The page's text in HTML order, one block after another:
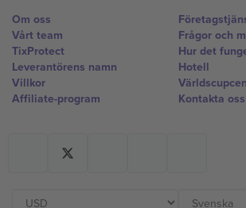
Om oss
Vårt team
TixProtect
Leverantörens namn
Villkor
Affiliate-program
Frågor och
Hur det
Hotell
Kontakta oss